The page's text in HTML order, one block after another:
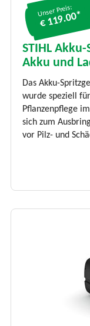
Unser Preis:
€ 119.00*
STIHL
Akku und
Das Akku-
wurde speziell
Pflanzenpflege
sich zum
vor Pilz- und